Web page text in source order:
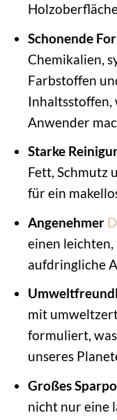
Schonende
Chemikalien,
Farbstoffen
Inhaltsstoffen,
Anwender
Starke
Fett, Schmutz
für ein
Angenehmer
einen
aufdringliche
mit
formuliert,
unseres
Großes
nicht nur eine